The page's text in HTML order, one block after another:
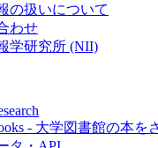
の扱いについて
わせ
学研究所 (NII)
- 大学図書館の本を